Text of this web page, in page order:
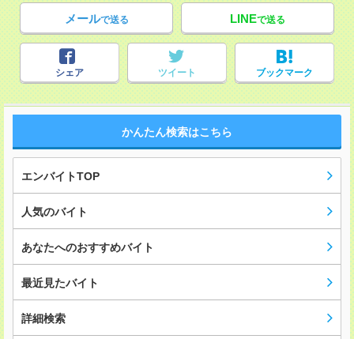
メールで送る LINEで送る
シェア ツイート ブックマーク
かんたん検索はこちら
エンバイトTOP
人気のバイト
あなたへのおすすめバイト
最近見たバイト
詳細検索